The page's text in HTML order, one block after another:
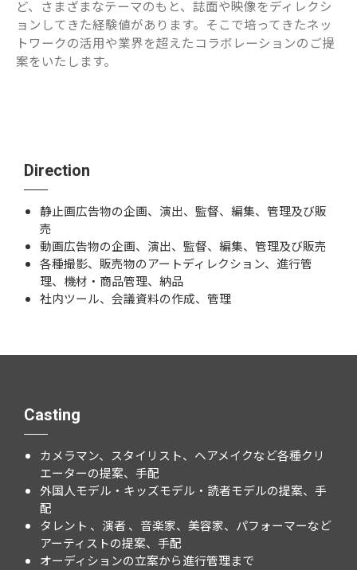
ど、さまざまなテーマのもと、誌面や映像をディレクシ
ョンしてきた経験値があります。そこで培ってきたネッ
トワークの活用や業界を超えたコラボレーションのご提
案をいたします。
Direction
静止画広告物の企画、演出、監督、編集、管理及び販
売
動画広告物の企画、演出、監督、編集、管理及び販売
各種撮影、販売物のアートディレクション、進行管
理、機材・商品管理、納品
社内ツール、会議資料の作成、管理
Casting
カメラマン、スタイリスト、ヘアメイクなど各種クリ
エーターの提案、手配
外国人モデル・キッズモデル・読者モデルの提案、手
配
タレント 、演者 、音楽家、美容家、パフォーマーなど
アーティストの提案、手配
オーディションの立案から進行管理まで